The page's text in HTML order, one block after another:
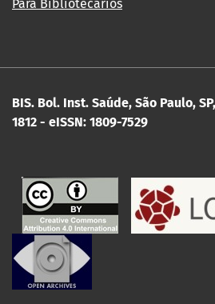
Para Bibliotecários
BIS. Bol. Inst. Saúde, São Paulo,
1812 - eISSN: 1809-7529